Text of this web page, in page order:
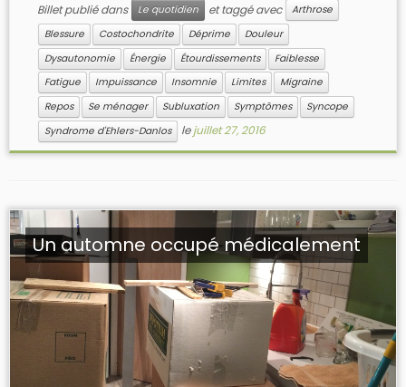
Billet publié dans Le quotidien et taggé avec
Arthrose
Blessure
Costochondrite Déprime
Douleur
Dysautonomie
Énergie Étourdissements
Faiblesse
Fatigue
Impuissance Insomnie Limites
Migraine
Repos
Se ménager Subluxation Symptômes
Syncope
Syndrome d'Ehlers-Danlos
lejuillet 27, 2016
Un automne occupé médicalement